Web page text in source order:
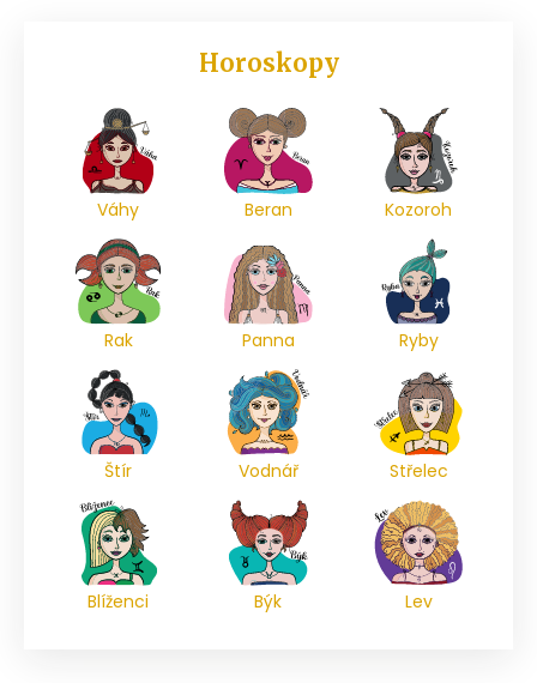
Horoskopy
Váhy Beran Kozoroh
Rak Panna Ryby
Štír Vodnář Střelec
Blíženci Býk Lev